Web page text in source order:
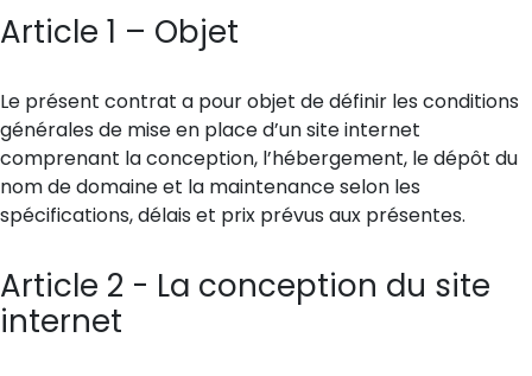
Article 1 – Objet
Le présent contrat a pour objet de définir les conditions
générales de mise en place d’un site internet
comprenant la conception, l’hébergement, le dépôt du
nom de domaine et la maintenance selon les
spécifications, délais et prix prévus aux présentes.
Article 2 - La conception du site
internet